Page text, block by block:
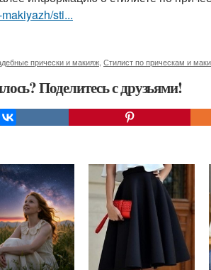
sti...
прически и макияж Стилист по прическам и
Поделитесь с друзьями!